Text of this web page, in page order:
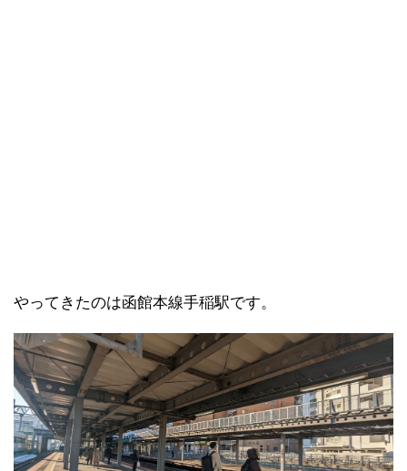
やってきたのは函館本線手稲駅です。